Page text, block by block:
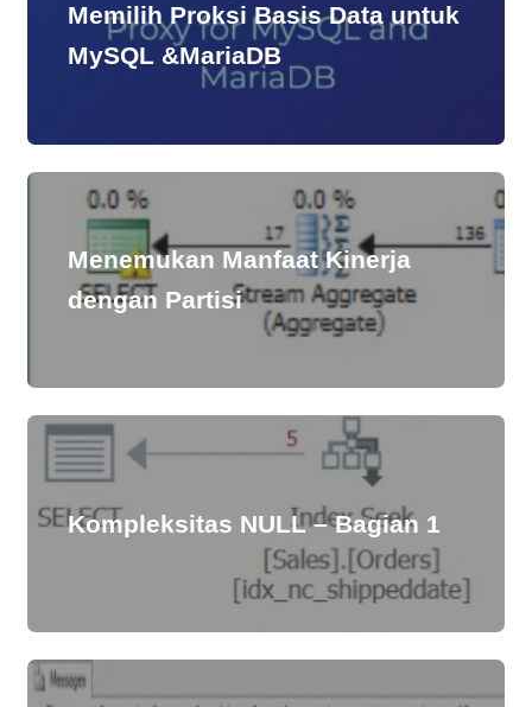
Memilih Proksi Basis Data untuk
MySQL &MariaDB
Menemukan Manfaat Kinerja
dengan Partisi
Kompleksitas NULL – Bagian 1